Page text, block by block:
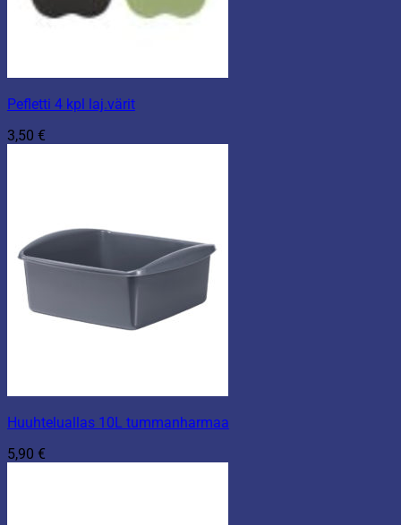
Pefletti 4 kpl laj.värit
3,50 €
Huuhteluallas 10L tummanharmaa
5,90 €